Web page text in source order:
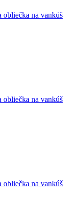
obliečka na vankúš
obliečka na vankúš
obliečka na vankúš